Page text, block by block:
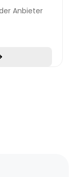
Anbieter